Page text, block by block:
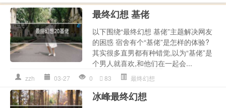
最终幻想 基佬
以下围绕“最终幻想 基佬”主题解决网友
的困惑 宿舍有个“基佬”是怎样的体验?
其实很多直男都有种错觉,以为“基佬”是
个男人就喜欢,和他们在一起会...
zzh 03-27 0 83 最终幻想
冰峰最终幻想